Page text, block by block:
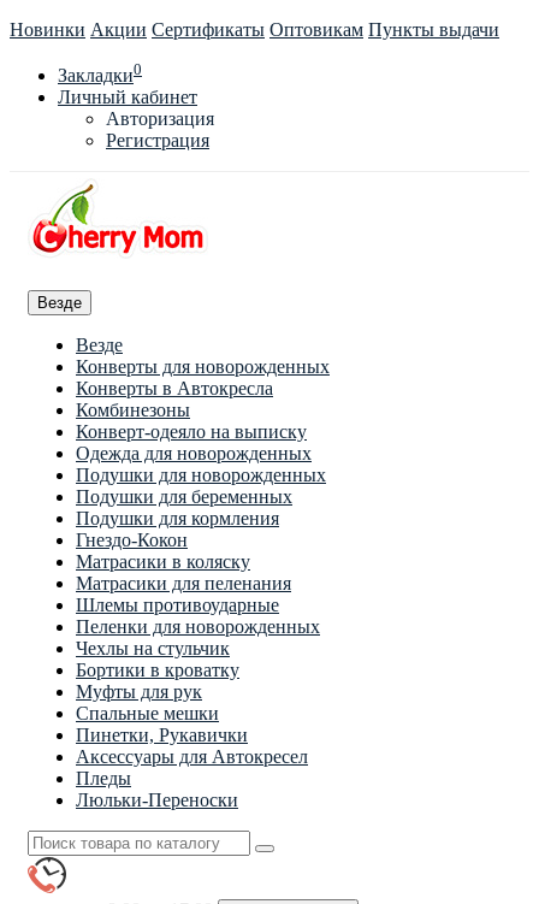
Новинки Акции Сертификаты Оптовикам Пункты выдачи
Закладки0
Личный кабинет
Авторизация
Регистрация
Везде
Везде
Конверты для новорожденных
Конверты в Автокресла
Комбинезоны
Конверт-одеяло на выписку
Одежда для новорожденных
Подушки для новорожденных
Подушки для беременных
Подушки для кормления
Гнездо-Кокон
Матрасики в коляску
Матрасики для пеленания
Шлемы противоударные
Пеленки для новорожденных
Чехлы на стульчик
Бортики в кроватку
Муфты для рук
Спальные мешки
Пинетки, Рукавички
Аксессуары для Автокресел
Пледы
Люльки-Переноски